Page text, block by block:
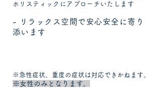
ホリスティックにアプローチいたします
- リラックス空間で安心安全に寄り
添います
※急性症状、重度の症状は対応できかねます。
※女性のみとなります。